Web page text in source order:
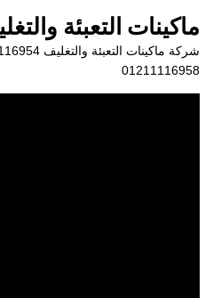
المحتوى
ماكينات التعبئة
01211116958